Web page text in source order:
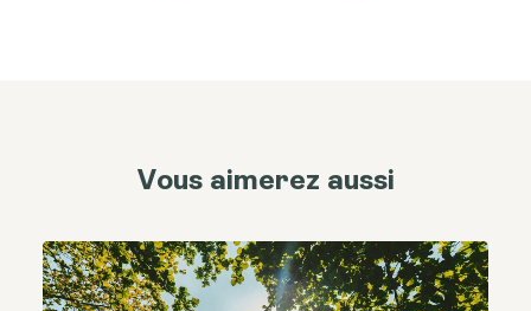
Vous aimerez aussi